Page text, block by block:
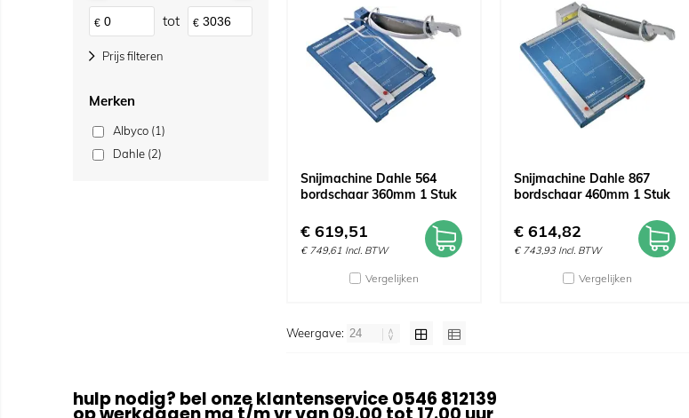
€ tot €
Prijs filteren
Merken
Albyco (1)
Dahle (2)
Snijmachine Dahle 564
bordschaar 360mm 1 Stuk
€ 619,51
€ 749,61 Incl. BTW
Vergelijken
Snijmachine Dahle 867
bordschaar 460mm 1 Stuk
€ 614,82
€ 743,93 Incl. BTW
Vergelijken
Weergave:
hulp nodig? bel onze klantenservice 0546 812139